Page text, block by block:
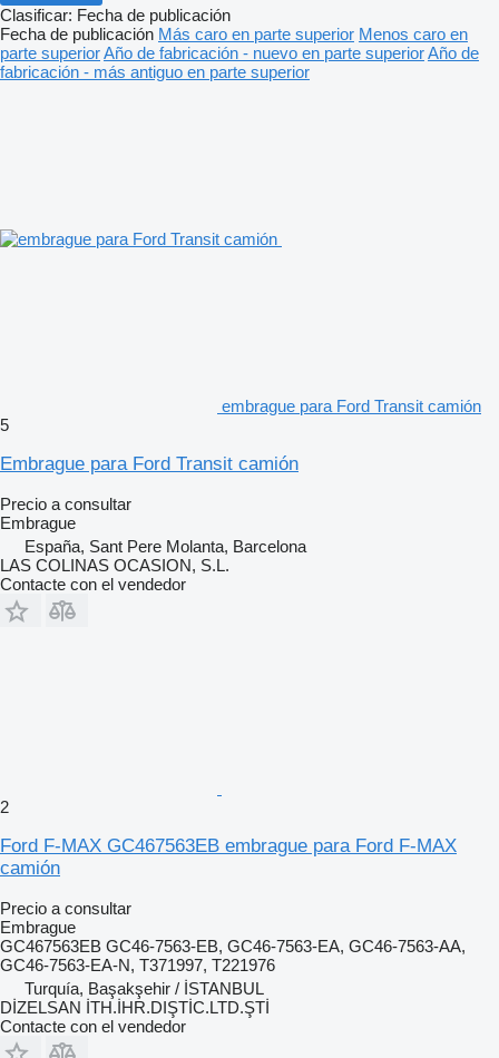
Clasificar: Fecha de publicación
Fecha de publicación Más caro en parte superior Menos caro en
parte superiorAño de fabricación - nuevo en parte superiorAño de
fabricación - más antiguo en parte superior
embrague para Ford Transit camión
5
Embrague para Ford Transit camión
Precio a consultar
Embrague
España, Sant Pere Molanta, Barcelona
LAS COLINAS OCASION, S.L.
Contacte con el vendedor
2
Ford F-MAX GC467563EB embrague para Ford F-MAX
camión
Precio a consultar
Embrague
GC467563EB GC46-7563-EB, GC46-7563-EA, GC46-7563-AA,
GC46-7563-EA-N, T371997, T221976
Turquía, Başakşehir / İSTANBUL
DİZELSAN İTH.İHR.DIŞTİC.LTD.ŞTİ
Contacte con el vendedor